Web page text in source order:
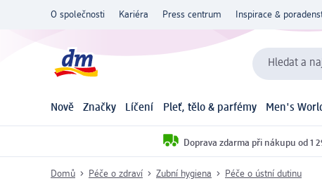
O společnosti Kariéra Press centrum Inspirace &
Hledat a
Nově Značky Líčení Pleť, tělo & parfémy Men's
Doprava zdarma při nákupu od 1
Domů Péče o zdraví Zubní hygiena Péče o ústní dutinu